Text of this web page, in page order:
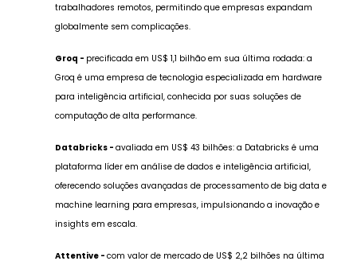
trabalhadores remotos, permitindo que empresas expandam
globalmente sem complicações.
Groq - precificada em US$ 1,1 bilhão em sua última rodada: a
Groq é uma empresa de tecnologia especializada em hardware
para inteligência artificial, conhecida por suas soluções de
computação de alta performance.
Databricks - avaliada em US$ 43 bilhões: a Databricks é uma
plataforma líder em análise de dados e inteligência artificial,
oferecendo soluções avançadas de processamento de big data e
machine learning para empresas, impulsionando a inovação e
insights em escala.
Attentive - com valor de mercado de US$ 2,2 bilhões na última